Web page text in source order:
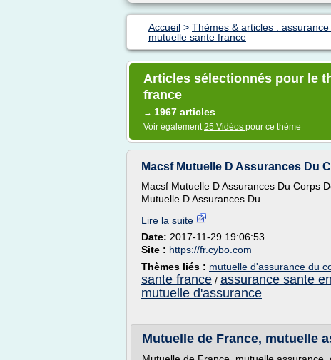
Accueil > Thèmes & articles :
mutuelle sante france
Articles sélectionnés pour le
france
→ 1967 articles
Voir également25 Vidéos pour ce thème
Macsf Mutuelle D Assurances Du
Macsf Mutuelle D Assurances Du Corps
Mutuelle D Assurances Du...
Lire la suite
Date: 2017-11-29 19:06:53
Site : https://fr.cybo.com
Thèmes liés : mutuelle d'assurance du
sante france / assurance sante
mutuelle d'assurance
Mutuelle de France, mutuelle